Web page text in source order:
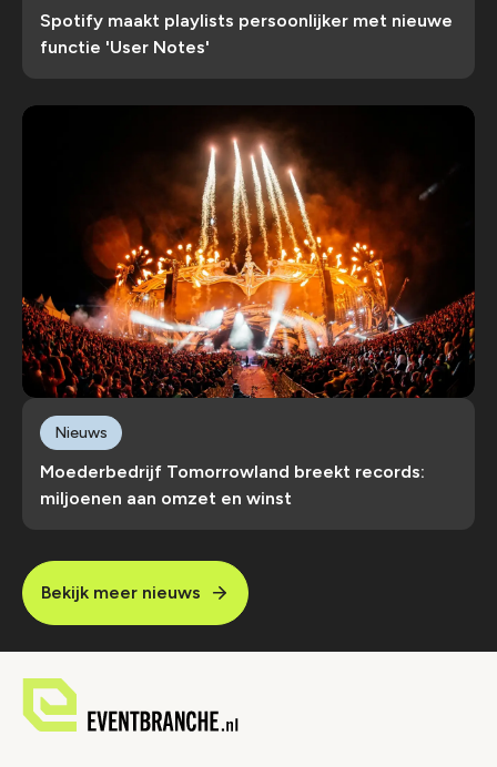
Spotify maakt playlists persoonlijker met nieuwe
functie 'User Notes'
Moederbedrijf Tomorrowland breekt records:
miljoenen aan omzet en winst
Nieuws
Bekijk meer nieuws